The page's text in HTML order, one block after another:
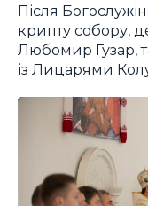
Після
крипту собору,
Любомир Гузар,
із Лицарями